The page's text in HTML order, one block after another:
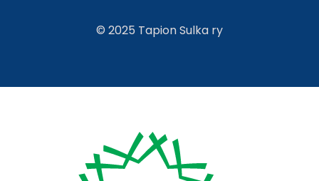
© 2025 Tapion Sulka ry